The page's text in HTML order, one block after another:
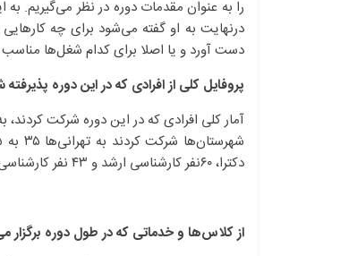
را به عنوان مقدمات دوره در نظر
درنهایت به او گفته می‌شود برای چه
دست آورد و یا اصلا برای کدام شغل‌ها
پروفایل کلی از افرادی که در این دوره
دکترا، ۶۰نفر کارشناسی ارشد و ۴۳ نفر کارشناسی دارند.
از کلاس‌ها و خدماتی که در طول دوره برگزار